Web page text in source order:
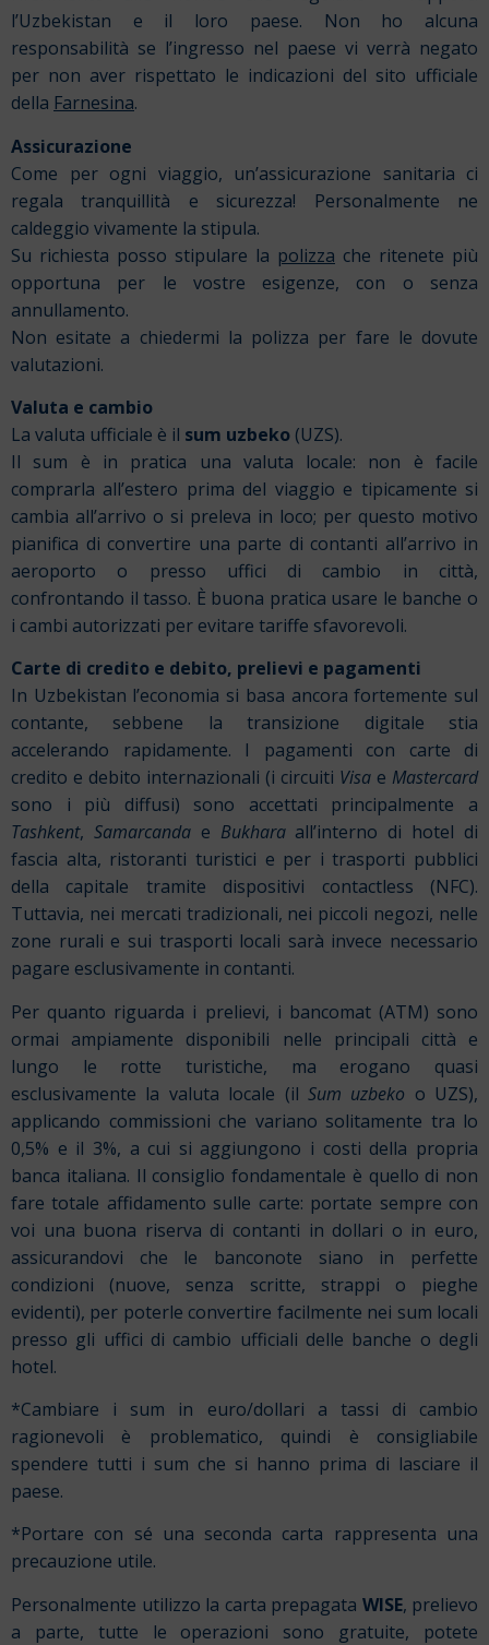
l’Uzbekistan e il loro paese. Non ho alcuna
responsabilità se l’ingresso nel paese vi verrà negato
per non aver rispettato le indicazioni del sito ufficiale
della Farnesina.
Assicurazione
Come per ogni viaggio, un’assicurazione sanitaria ci
regala tranquillità e sicurezza!
Personalmente ne
caldeggio vivamente la stipula.
Su richiesta posso stipulare la polizza che ritenete più
opportuna per le vostre esigenze, con o senza
annullamento.
Non esitate a chiedermi la polizza per fare le dovute
valutazioni.
Valuta e cambio
La valuta ufficiale è il sum uzbeko (UZS).
Il sum è in pratica una valuta locale: non è facile
comprarla all’estero prima del viaggio e tipicamente si
cambia all’arrivo o si preleva in loco; per questo motivo
pianifica di convertire una parte di contanti all’arrivo in
aeroporto o presso uffici di cambio in città,
confrontando il tasso. È buona pratica usare le banche o
i cambi autorizzati per evitare tariffe sfavorevoli.
Carte di credito e debito, prelievi e pagamenti
In Uzbekistan l’economia si basa ancora fortemente sul
contante, sebbene la transizione digitale stia
accelerando rapidamente. I pagamenti con carte di
credito e debito internazionali (i circuiti Visa e Mastercard
sono i più diffusi) sono accettati principalmente a
Tashkent, Samarcandae Bukharaall’interno di hotel di
fascia alta, ristoranti turistici e per i trasporti pubblici
della capitale tramite dispositivi contactless (NFC).
Tuttavia, nei mercati tradizionali, nei piccoli negozi, nelle
zone rurali e sui trasporti locali sarà invece necessario
pagare esclusivamente in contanti.
Per quanto riguarda i prelievi, i bancomat (ATM) sono
ormai ampiamente disponibili nelle principali città e
lungo le rotte turistiche, ma erogano quasi
esclusivamente la valuta locale (il Sum uzbeko o UZS),
applicando commissioni che variano solitamente tra lo
0,5% e il 3%, a cui si aggiungono i costi della propria
banca italiana. Il consiglio fondamentale è quello di non
fare totale affidamento sulle carte: portate sempre con
voi una buona riserva di contanti in dollari o in euro,
assicurandovi che le banconote siano in perfette
condizioni (nuove, senza scritte, strappi o pieghe
evidenti), per poterle convertire facilmente nei sum locali
presso gli uffici di cambio ufficiali delle banche o degli
hotel.
*Cambiare i sum in euro/dollari a tassi di cambio
ragionevoli è problematico, quindi è consigliabile
spendere tutti i sum che si hanno prima di lasciare il
paese.
*Portare con sé una seconda carta rappresenta una
precauzione utile.
Personalmente utilizzo la carta prepagata WISE, prelievo
a parte, tutte le operazioni sono gratuite, potete